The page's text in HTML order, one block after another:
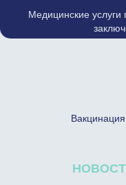
Медицинские услуги